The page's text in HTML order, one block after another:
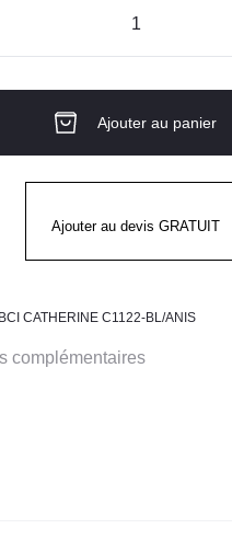
Ajouter au panier
Ajouter au devis GRATUIT
BCI CATHERINE C1122-BL/ANIS
complémentaires